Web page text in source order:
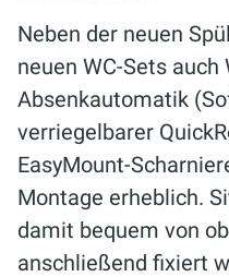
Neben der neuen
neuen WC-Sets
Absenkautomatik
verriegelbarer
EasyMount-
Montage erheblich.
damit bequem von
anschließend fixiert